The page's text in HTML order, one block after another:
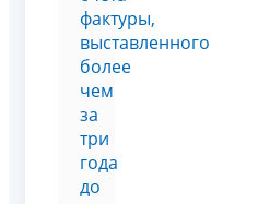
фактуры,
выставленного
более
чем
за
три
года
до